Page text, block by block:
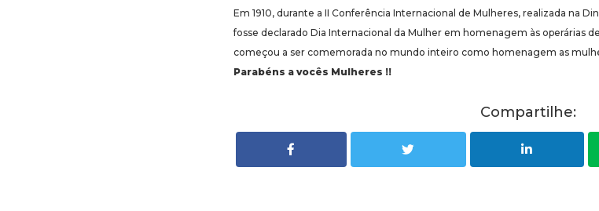
Em 1910, durante a II Conferência Internacional de Mulheres, realizada na
fosse declarado Dia Internacional da Mulher em homenagem às operárias
começou a ser comemorada no mundo inteiro como homenagem as
Parabéns a vocês Mulheres !!
Compartilhe: